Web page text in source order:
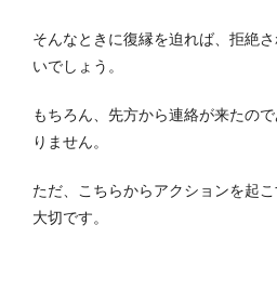
そんなときに復縁を迫れば、拒絶
いでしょう。
もちろん、先方から連絡が来たの
りません。
ただ、こちらからアクションを起
大切です。